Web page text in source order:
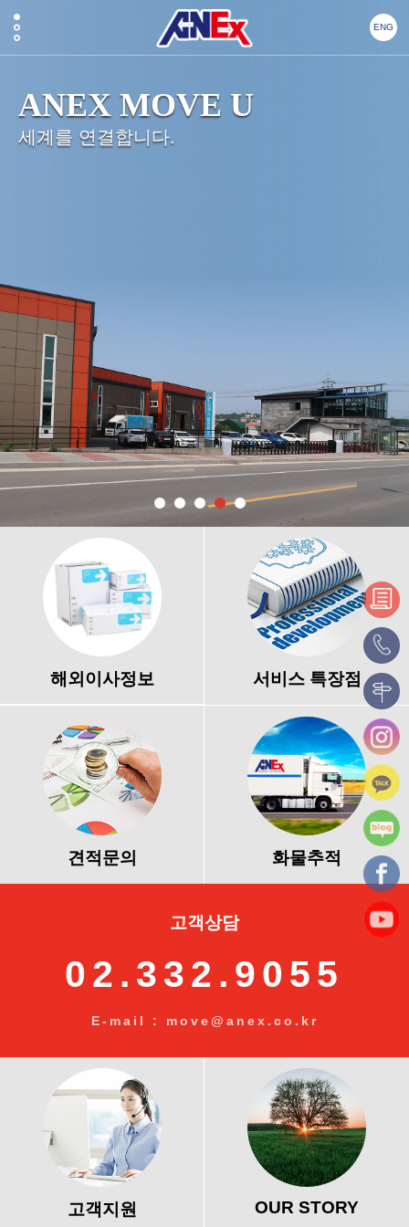
ENG
ANEX MOVE U
세계를 연결합니다.
해외이사정보 서비스 특장점
견적문의 화물추적
고객상담
02.332.9055
E-mail : move@anex.co.kr
고객지원 OUR STORY